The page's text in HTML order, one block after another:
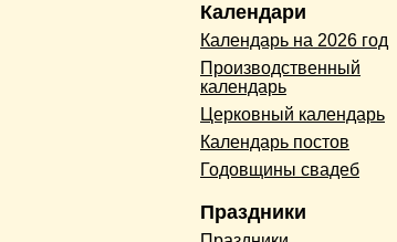
Календари
Календарь на 2026 год
Производственный
календарь
Церковный календарь
Календарь постов
Годовщины свадеб
Праздники